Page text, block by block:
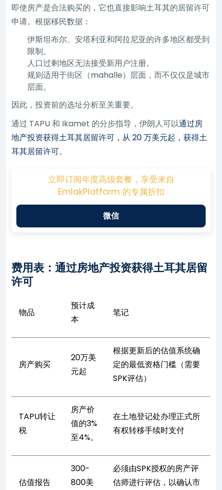
即使房产是合法购买的，它也直接影响土耳其的居留许可
申请。根据移民数据：
伊斯坦布尔、安塔利亚和阿拉尼亚的许多地区都受到
限制。
人口过剩地区无法接受新用户注册。
规则适用于街区（mahalle）层面，而不仅仅是城市
层面。
因此，投资前的选址分析至关重要。
通过 TAPU 和 Ikamet 的分步指导，伊朗人可以通过房
地产投资获得土耳其居留许可，从 20 万美元起，获得土
耳其居留许可。
立即订阅年度高级套餐，享受来自
EmlakPlatform 的专属折扣
微信
费用表：通过房地产投资获得土耳其居留
许可
物品
预计成
本
笔记
房产购买
20万美
元起
根据更新后的估值系统确
定的最低资格门槛（需要
SPK评估）
TAPU转让
税
房产价
值的3%
至4%。
在土地登记处办理正式所
有权转移手续时支付
估值报告
300-
800美
必须由SPK授权的房产评
估师进行评估，以确认市